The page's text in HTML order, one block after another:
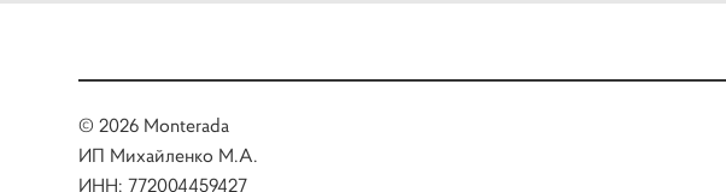
© 2026 Monterada
ИП Михайленко М.А.
ИНН: 772004459427